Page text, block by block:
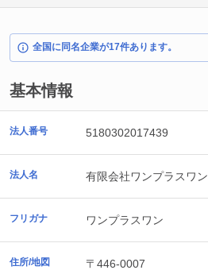
全国に同名企業が17件あります。
基本情報
法人番号 5180302017439
法人名 有限会社ワンプラスワン
フリガナ ワンプラスワン
住所/地図
〒446-0007